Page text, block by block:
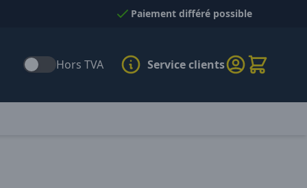
Paiement différé possible
Hors TVA Service clients